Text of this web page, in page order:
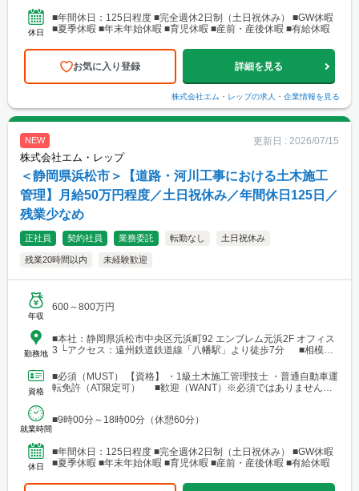
休日
■年間休日：125日程度 ■完全週休2日制（土日祝休み） ■GW休暇
■夏季休暇 ■年末年始休暇 ■育児休暇 ■産前・産後休暇 ■有給休暇
お気に入り登録 詳細を見る
株式会社エム・レップの求人・企業情報を見る
NEW 更新日 : 2026/07/15
株式会社エム・レップ
＜静岡県浜松市＞【道路・河川工事における土木施工
管理】月給50万円程度／土日祝休み／年間休日125日／
残業少なめ
正社員 契約社員 業務委託 転勤なし 土日祝休み
残業20時間以内 未経験歓迎
年収
600～800万円
勤務地
■本社：静岡県浜松市中央区元浜町92 エンブレム元浜2F オフィス
3 └アクセス：遠州鉄道鉄道線「八幡駅」より徒歩7分 ■相模原
「橋本駅」よりバス25分
資格
■必須（MUST） 【資格】 ・1級土木施工管理技士 ・普通自動車運
転免許（AT限定可） ■歓迎（WANT）※必須ではありません
就業時間
■9時00分～18時00分（休憩60分）
休日
■年間休日：125日程度 ■完全週休2日制（土日祝休み） ■GW休暇
■夏季休暇 ■年末年始休暇 ■育児休暇 ■産前・産後休暇 ■有給休暇